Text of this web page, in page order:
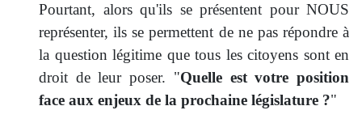
Pourtant, alors qu'ils se présentent pour NOUS
représenter, ils se permettent de ne pas répondre à
la question légitime que tous les citoyens sont en
droit de leur poser. "Quelle est votre position
face aux enjeux de la prochaine législature ?"